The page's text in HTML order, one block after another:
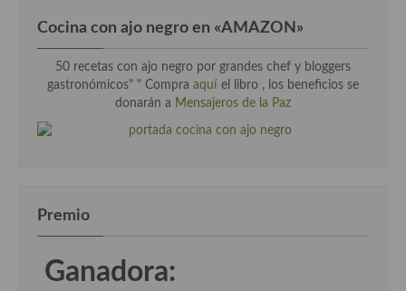
Cocina con ajo negro en «AMAZON»
50 recetas con ajo negro por grandes chef y bloggers
gastronómicos" " Compra aquí el libro , los beneficios se
donarán a Mensajeros de la Paz
Premio
Ganadora: